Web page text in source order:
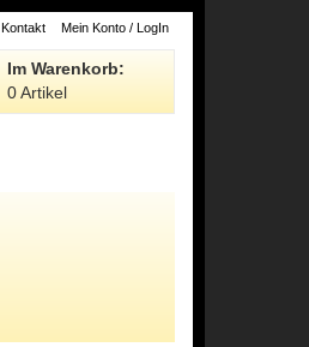
Kontakt Mein Konto / LogIn
Im Warenkorb:
0 Artikel